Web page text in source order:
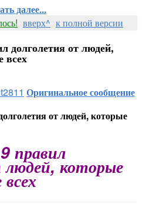
далее...
вверх^ к полной версии
долголетия от людей,
всех
Оригинальное сообщение
от людей, которые
правил
людей, которые